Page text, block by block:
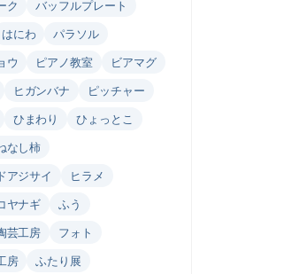
ク
バッフルプレート
はにわ
パラソル
ウ
ピアノ教室
ビアマグ
ヒガンバナ
ピッチャー
ひまわり
ひょっとこ
なし柿
アジサイ
ヒラメ
ヤナギ
ふう
芸工房
フォト
房
ふたり展